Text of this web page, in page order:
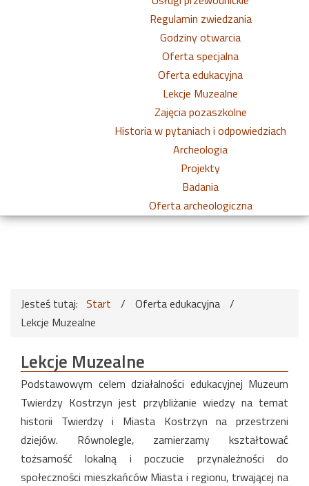
Regulamin zwiedzania
Godziny otwarcia
Oferta specjalna
Oferta edukacyjna
Lekcje Muzealne
Zajęcia pozaszkolne
Historia w pytaniach i odpowiedziach
Archeologia
Projekty
Badania
Oferta archeologiczna
Jesteś tutaj: Start / Oferta edukacyjna /
Lekcje Muzealne
Lekcje Muzealne
Podstawowym celem działalności edukacyjnej Muzeum
Twierdzy Kostrzyn jest przybliżanie wiedzy na temat
historii Twierdzy i Miasta Kostrzyn na przestrzeni
dziejów. Równolegle, zamierzamy kształtować
tożsamość lokalną i poczucie przynależności do
społeczności mieszkańców Miasta i regionu, trwającej na